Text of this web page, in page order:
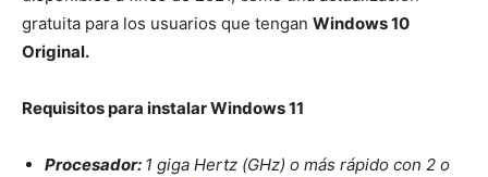
gratuita para los usuarios que tengan Windows 10
Original.
Requisitos para instalar Windows 11
Procesador: 1 giga Hertz (GHz) o más rápido con 2 o